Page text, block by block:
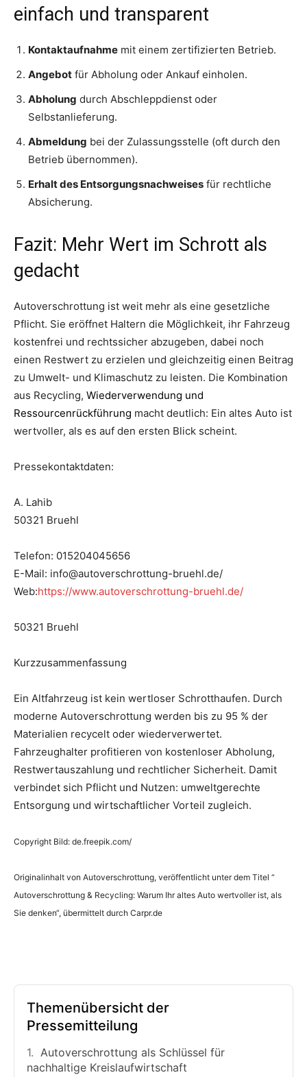
einfach und transparent
Kontaktaufnahme mit einem zertifizierten Betrieb.
Angebot für Abholung oder Ankauf einholen.
Abholung durch Abschleppdienst oder
Selbstanlieferung.
Abmeldung bei der Zulassungsstelle (oft durch den
Betrieb übernommen).
Erhalt des Entsorgungsnachweises für rechtliche
Absicherung.
Fazit: Mehr Wert im Schrott als
gedacht
Autoverschrottung ist weit mehr als eine gesetzliche
Pflicht. Sie eröffnet Haltern die Möglichkeit, ihr Fahrzeug
kostenfrei und rechtssicher abzugeben, dabei noch
einen Restwert zu erzielen und gleichzeitig einen Beitrag
zu Umwelt- und Klimaschutz zu leisten. Die Kombination
aus Recycling, Wiederverwendung und
Ressourcenrückführung macht deutlich: Ein altes Auto ist
wertvoller, als es auf den ersten Blick scheint.
Pressekontaktdaten:
A. Lahib
50321 Bruehl
Telefon: 015204045656
E-Mail: info@autoverschrottung-bruehl.de/
Web:https://www.autoverschrottung-bruehl.de/
50321 Bruehl
Kurzzusammenfassung
Ein Altfahrzeug ist kein wertloser Schrotthaufen. Durch
moderne Autoverschrottung werden bis zu 95 % der
Materialien recycelt oder wiederverwertet.
Fahrzeughalter profitieren von kostenloser Abholung,
Restwertauszahlung und rechtlicher Sicherheit. Damit
verbindet sich Pflicht und Nutzen: umweltgerechte
Entsorgung und wirtschaftlicher Vorteil zugleich.
Copyright Bild: de.freepik.com/
Originalinhalt von Autoverschrottung, veröffentlicht unter dem Titel “
Autoverschrottung & Recycling: Warum Ihr altes Auto wertvoller ist, als
Sie denken“, übermittelt durch Carpr.de
Themenübersicht der
Pressemitteilung
Autoverschrottung als Schlüssel für
nachhaltige Kreislaufwirtschaft